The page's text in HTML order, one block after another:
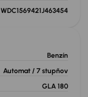
WDC1569421J463454
Benzín
Automat / 7 stupňov
GLA 180